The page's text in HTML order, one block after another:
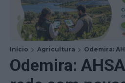
Início Agricultura Odemira:
Odemira: